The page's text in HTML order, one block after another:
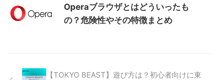
Operaブラウザとはどういったも
の？危険性やその特徴まとめ
【TOKYO BEAST】遊び方は？初心者向けに東